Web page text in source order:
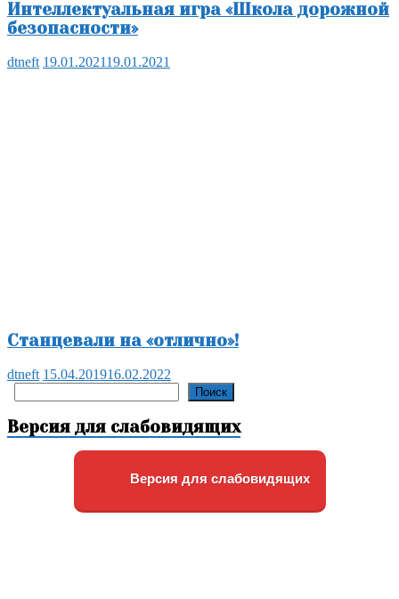
Интеллектуальная игра «Школа дорожной
безопасности»
dtneft 19.01.202119.01.2021
Станцевали на «отлично»!
dtneft 15.04.201916.02.2022
Поиск
Версия для слабовидящих
Версия для слабовидящих